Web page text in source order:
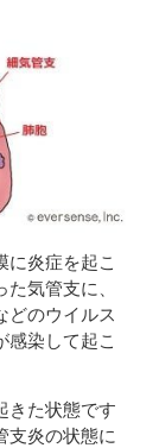
に炎症を起こ
気管支に、
どのウイルス
感染して起こ
きた状態です
支炎の状態に